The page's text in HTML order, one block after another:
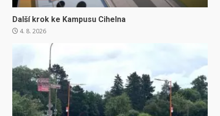
Další krok ke Kampusu Cihelna
4. 8. 2026